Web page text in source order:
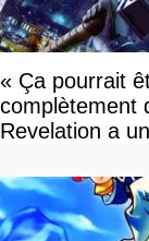
« Ça pourrait
complètement
Revelation a